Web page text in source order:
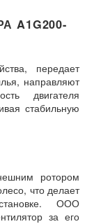
A1G200-
передает
направляют
двигателя
стабильную
ротором
что делает
ООО
за его